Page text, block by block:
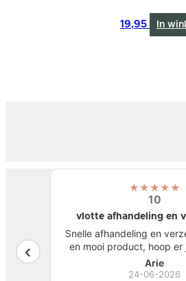
19,95 In
mooi
★★★★★
10
vlotte afhandeling en
Snelle afhandeling en
en mooi product, hoop er
van te hebben.
Arie
24-06-2026